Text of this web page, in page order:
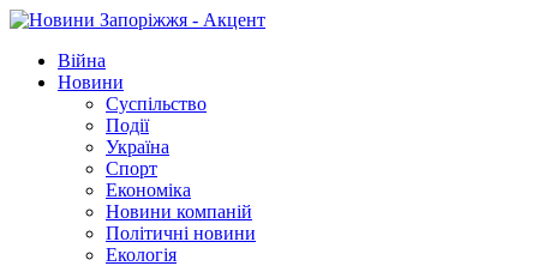
Війна
Новини
Суспільство
Події
Україна
Спорт
Економіка
Новини компаній
Політичні новини
Екологія